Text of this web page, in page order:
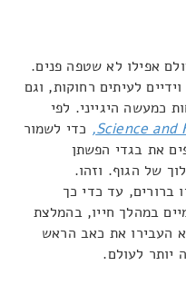
בעולם אפילו לא שטפה פנים.
לעיתים רחוקות, וגם
כמעשה היגייני. לפי
Science and
, כדי לשמור
את בגדי הפשתן
של הגוף. וזהו.
ברורים, עד כדי כך
14 התקלח פעמיים במהלך חייו, בהמלצת
העבירו את כאב הראש
יותר לעולם.